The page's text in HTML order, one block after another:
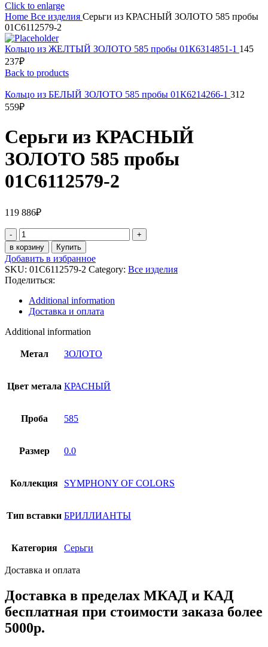
Click to enlarge
Home Все изделия Серьги из КРАСНЫЙ ЗОЛОТО 585 пробы
01С6112579-2
Кольцо из ЖЕЛТЫЙ ЗОЛОТО 585 пробы 01К6314851-1 145
237₽
Back to products
Кольцо из БЕЛЫЙ ЗОЛОТО 585 пробы 01К6214266-1 312
559₽
Серьги из КРАСНЫЙ
ЗОЛОТО 585 пробы
01С6112579-2
119 886₽
Серьги
из
КРАСНЫЙ
ЗОЛОТО
585
пробы
01С6112579-
2
quantity
в корзину Купить
Добавить в избранное
SKU: 01С6112579-2 Category: Все изделия
Поделиться:
Additional information
Доставка и оплата
Additional information
Метал ЗОЛОТО
Цвет метала КРАСНЫЙ
Проба 585
Размер 0.0
Коллекция SYMPHONY OF COLORS
Тип вставки БРИЛЛИАНТЫ
Категория Серьги
Доставка и оплата
Доставка в пределах МКАД и КАД
бесплатная при стоимости заказа более
5000р.